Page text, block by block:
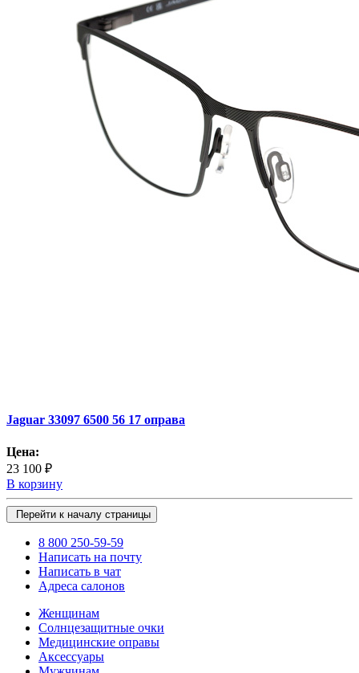
Jaguar 33097 6500 56 17 оправа
Цена:
23 100 ₽
В корзину
Перейти к началу страницы
8 800 250-59-59
Написать на почту
Написать в чат
Адреса салонов
Женщинам
Солнцезащитные очки
Медицинские оправы
Аксессуары